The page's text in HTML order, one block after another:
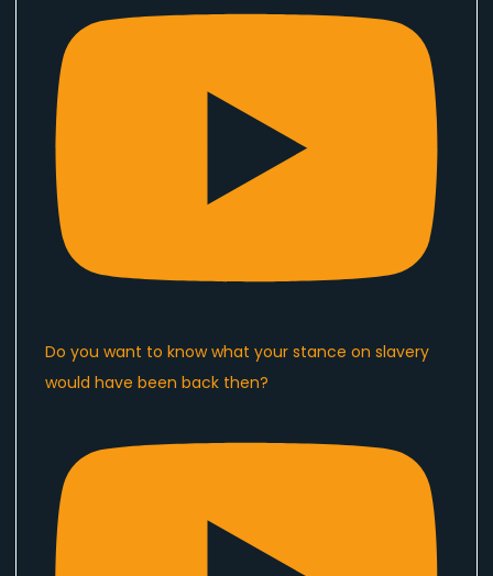
Do you want to know what your stance on slavery
would have been back then?